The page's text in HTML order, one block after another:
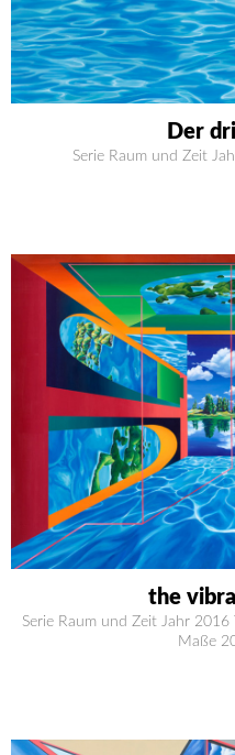
Der
Serie Raum und Zeit
the
Serie Raum und Zeit Jahr
Maße